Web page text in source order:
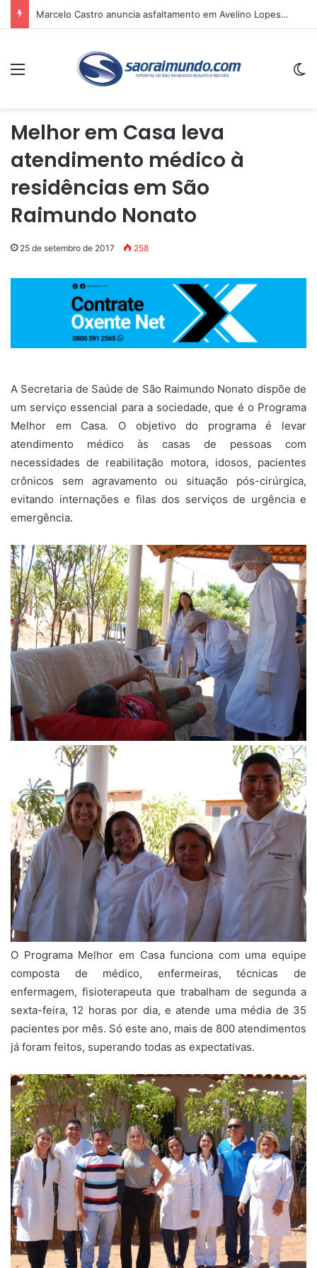
Marcelo Castro anuncia asfaltamento em Avelino Lopes-PI e reforça recursos destinados a municípios do Sul do estado
Menu
Melhor em Casa leva
atendimento médico à
residências em São
Raimundo Nonato
25 de setembro de 2017 258
A Secretaria de Saúde de São Raimundo Nonato dispõe de
um serviço essencial para a sociedade, que é o Programa
Melhor em Casa. O objetivo do programa é levar
atendimento médico às casas de pessoas com
necessidades de reabilitação motora, idosos, pacientes
crônicos sem agravamento ou situação pós-cirúrgica,
evitando internações e filas dos serviços de urgência e
emergência.
O Programa Melhor em Casa funciona com uma equipe
composta de médico, enfermeiras, técnicas de
enfermagem, fisioterapeuta que trabalham de segunda a
sexta-feira, 12 horas por dia, e atende uma média de 35
pacientes por mês. Só este ano, mais de 800 atendimentos
já foram feitos, superando todas as expectativas.